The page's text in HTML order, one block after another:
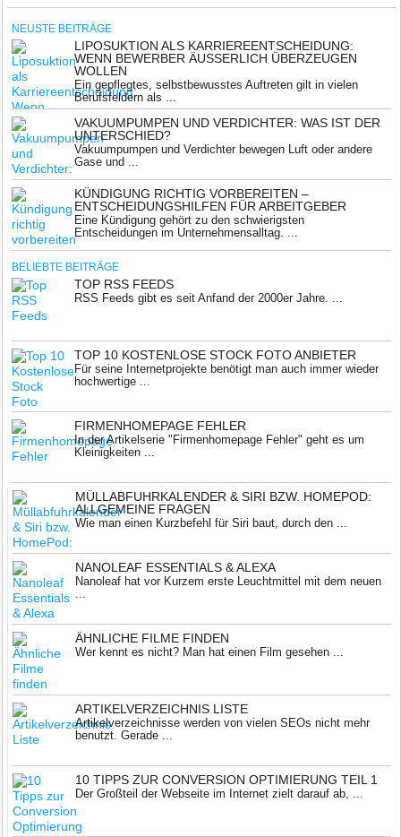
NEUSTE BEITRÄGE
LIPOSUKTION ALS KARRIEREENTSCHEIDUNG:
WENN BEWERBER ÄUSSERLICH ÜBERZEUGEN W
OLLEN
Ein gepflegtes, selbstbewusstes Auftreten gilt in vielen
Berufsfeldern als ...
VAKUUMPUMPEN UND VERDICHTER: WAS IST DER
UNTERSCHIED?
Vakuumpumpen und Verdichter bewegen Luft oder andere
Gase und ...
KÜNDIGUNG RICHTIG VORBEREITEN –
ENTSCHEIDUNGSHILFEN FÜR ARBEITGEBER
Eine Kündigung gehört zu den schwierigsten
Entscheidungen im Unternehmensalltag. ...
BELIEBTE BEITRÄGE
TOP RSS FEEDS
RSS Feeds gibt es seit Anfand der 2000er Jahre. ...
TOP 10 KOSTENLOSE STOCK FOTO ANBIETER
Für seine Internetprojekte benötigt man auch immer wieder
hochwertige ...
FIRMENHOMEPAGE FEHLER
In der Artikelserie "Firmenhomepage Fehler" geht es um
Kleinigkeiten ...
MÜLLABFUHRKALENDER & SIRI BZW. HOMEPOD:
ALLGEMEINE FRAGEN
Wie man einen Kurzbefehl für Siri baut, durch den ...
NANOLEAF ESSENTIALS & ALEXA
Nanoleaf hat vor Kurzem erste Leuchtmittel mit dem neuen
...
ÄHNLICHE FILME FINDEN
Wer kennt es nicht? Man hat einen Film gesehen ...
ARTIKELVERZEICHNIS LISTE
Artikelverzeichnisse werden von vielen SEOs nicht mehr
benutzt. Gerade ...
10 TIPPS ZUR CONVERSION OPTIMIERUNG TEIL 1
Der Großteil der Webseite im Internet zielt darauf ab, ...